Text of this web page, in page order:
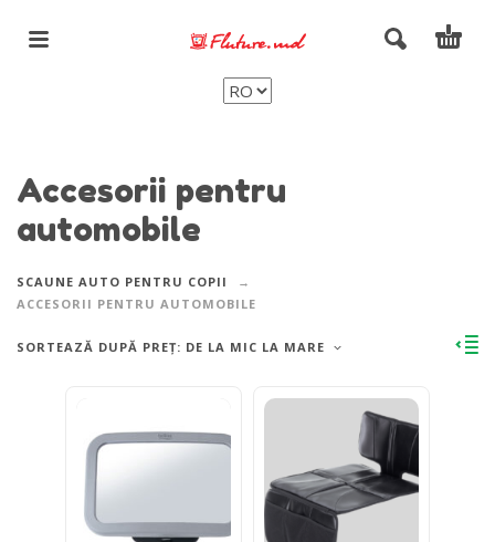
Accesorii pentru
automobile
SCAUNE AUTO PENTRU COPII
ACCESORII PENTRU AUTOMOBILE
SORTEAZĂ DUPĂ PREȚ: DE LA MIC LA MARE